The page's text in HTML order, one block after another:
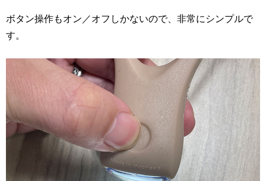
ボタン操作もオン／オフしかないので、非常にシンプルで
す。